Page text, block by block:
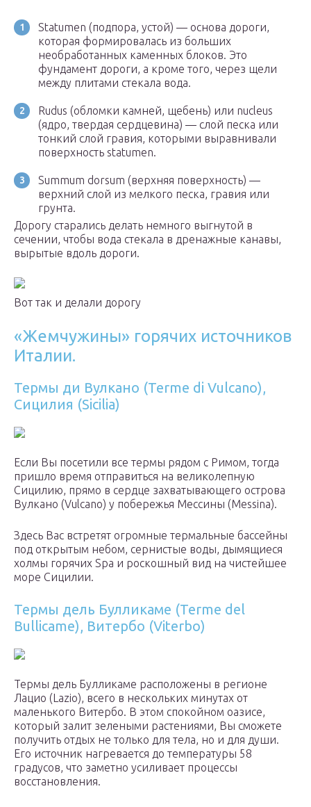
Statumen (подпора, устой) — основа дороги,
которая формировалась из больших
необработанных каменных блоков. Это
фундамент дороги, а кроме того, через щели
между плитами стекала вода.
Rudus (обломки камней, щебень) или nucleus
(ядро, твердая сердцевина) — слой песка или
тонкий слой гравия, которыми выравнивали
поверхность statumen.
Summum dorsum (верхняя поверхность) —
верхний слой из мелкого песка, гравия или
грунта.
Дорогу старались делать немного выгнутой в
сечении, чтобы вода стекала в дренажные канавы,
вырытые вдоль дороги.
Вот так и делали дорогу
«Жемчужины» горячих источников
Италии.
Термы ди Вулкано (Terme di Vulcano),
Сицилия (Sicilia)
Если Вы посетили все термы рядом с Римом, тогда
пришло время отправиться на великолепную
Сицилию, прямо в сердце захватывающего острова
Вулкано (Vulcano) у побережья Мессины (Messina).
Здесь Вас встретят огромные термальные бассейны
под открытым небом, сернистые воды, дымящиеся
холмы горячих Spa и роскошный вид на чистейшее
море Сицилии.
Термы дель Булликаме (Terme del
Bullicame), Витербо (Viterbo)
Термы дель Булликаме расположены в регионе
Лацио (Lazio), всего в нескольких минутах от
маленького Витербо. В этом спокойном оазисе,
который залит зелеными растениями, Вы сможете
получить отдых не только для тела, но и для души.
Его источник нагревается до температуры 58
градусов, что заметно усиливает процессы
восстановления.